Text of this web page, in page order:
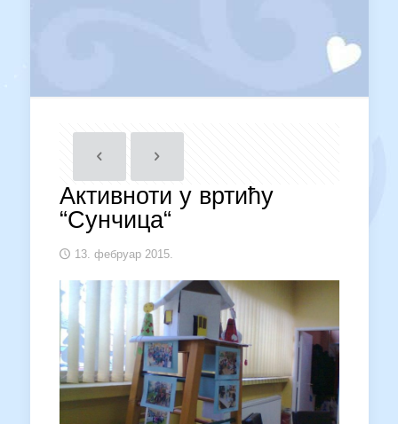
Активноти у вртићу
“Сунчица“
13. фебруар 2015.